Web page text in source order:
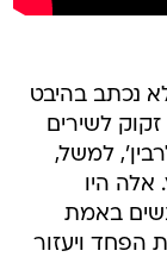
נכתב בהיבט
לשירים
למשל,
היו
באמת
הפחד ויעזור